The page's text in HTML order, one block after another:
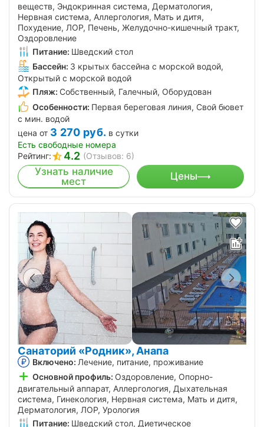
веществ, Эндокринная система, Дерматология,
Нервная система, Аллергология, Мать и дитя,
Похудение, ЛОР, Печень, Желудочно-кишечный тракт,
Оздоровление
Питание: Шведский стол
Бассейн: 3 крытых бассейна с морской водой,
Открытый с морской водой
Пляж: Собственный, Галечный, Оборудован
Особенности: Первая береговая линия, Свой бювет
с мин. водой
цена от 3 270 руб. в сутки
Есть свободные номера
Рейтинг:
4.2 (Отзывов: 6)
Узнать наличие
мест
Цены
Санаторий «Родник», Анапа
Включено: Лечение, питание, проживание
Основной профиль: Оздоровление, Опорно-
двигательный аппарат, Аллергология, Дыхательная
система, Гинекология, Нервная система, Мать и дитя,
Дерматология, ЛОР, Урология
Питание: Шведский стол, Диетическое